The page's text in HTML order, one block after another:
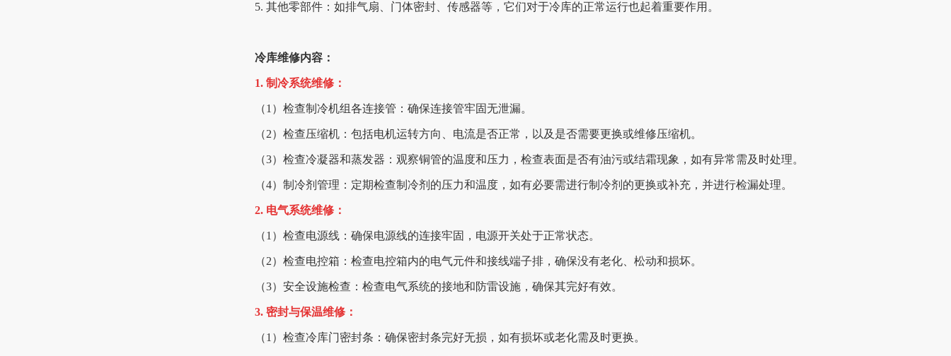
5. 其他零部件：如排气扇、门体密封、传感器等，它们对于冷库的正常运行也起着重要作用。
冷库维修内容：
1. 制冷系统维修：
（1）检查制冷机组各连接管：确保连接管牢固无泄漏。
（2）检查压缩机：包括电机运转方向、电流是否正常，以及是否需要更换或维修压缩机。
（3）检查冷凝器和蒸发器：观察铜管的温度和压力，检查表面是否有油污或结霜现象，如有异常需及时处理。
（4）制冷剂管理：定期检查制冷剂的压力和温度，如有必要需进行制冷剂的更换或补充，并进行检漏处理。
2. 电气系统维修：
（1）检查电源线：确保电源线的连接牢固，电源开关处于正常状态。
（2）检查电控箱：检查电控箱内的电气元件和接线端子排，确保没有老化、松动和损坏。
（3）安全设施检查：检查电气系统的接地和防雷设施，确保其完好有效。
3. 密封与保温维修：
（1）检查冷库门密封条：确保密封条完好无损，如有损坏或老化需及时更换。